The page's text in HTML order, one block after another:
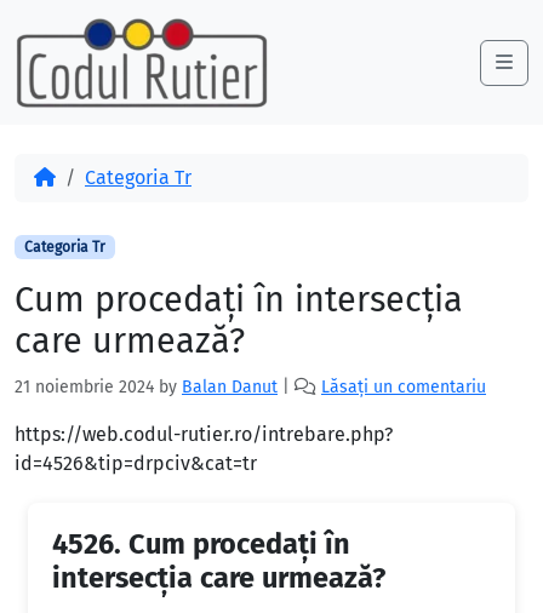
Skip to content
Skip to footer
AcasăCategoria Tr
Categoria Tr
Cum procedați în intersecția
care urmează?
21 noiembrie 2024 by Balan Danut Lăsați un comentariu
https://web.codul-rutier.ro/intrebare.php?
id=4526&tip=drpciv&cat=tr
4526. Cum procedați în
intersecția care urmează?